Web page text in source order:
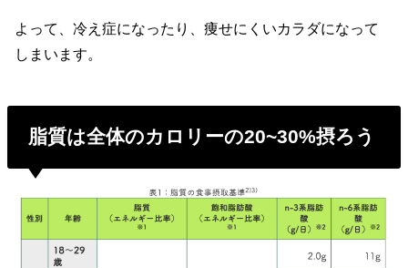
よって、冷え症になったり、痩せにくいカラダになって
しまいます。
脂質は全体のカロリーの20~30%摂ろう